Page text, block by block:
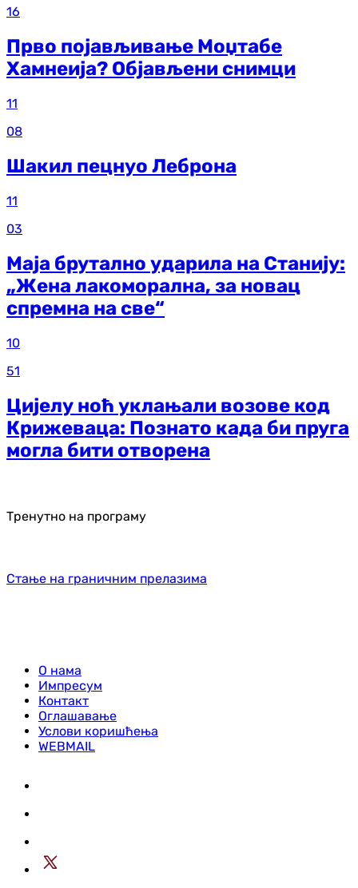
16
Прво појављивање Моџтабе
Хамнеија? Објављени снимци
11
08
Шакил пецнуо Леброна
11
03
Маја брутално ударила на Станију:
„Жена лакоморална, за новац
спремна на све“
10
51
Цијелу ноћ уклањали возове код
Крижеваца: Познато када би пруга
могла бити отворена
Тренутно на програму
Стање на граничним прелазима
О нама
Импресум
Контакт
Оглашавање
Услови коришћења
WEBMAIL